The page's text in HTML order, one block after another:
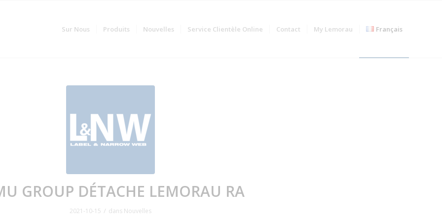
Sur Nous Produits Nouvelles Service Clientèle Online Contact My Lemorau Français
GROUP DÉTACHE LEMORAU RA
2021-10-15 / dans Nouvelles